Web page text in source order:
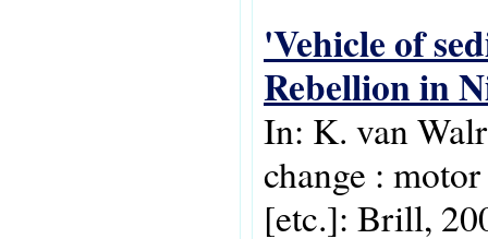
'Vehicle of
Rebellion in
In: K. van
change :
[etc.]: Brill,